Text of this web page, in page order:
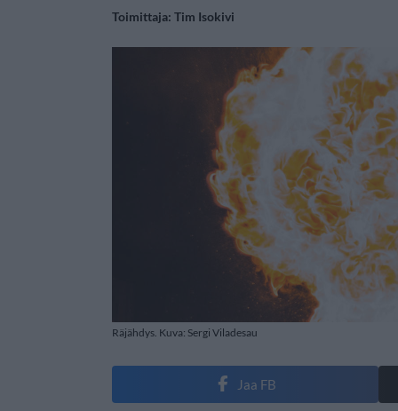
Toimittaja: Tim Isokivi
Räjähdys. Kuva: Sergi Viladesau
Jaa FB